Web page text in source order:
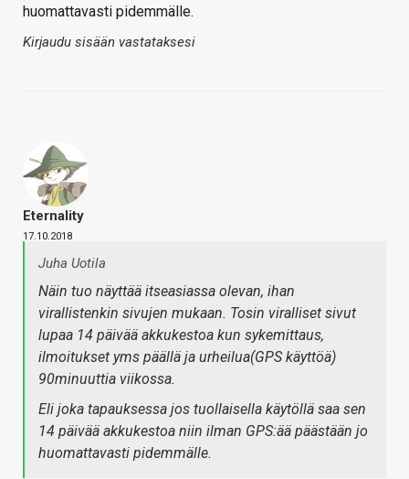
huomattavasti pidemmälle.
Kirjaudu sisään vastataksesi
Eternality
17.10.2018
Juha Uotila
Näin tuo näyttää itseasiassa olevan, ihan
virallistenkin sivujen mukaan. Tosin viralliset sivut
lupaa 14 päivää akkukestoa kun sykemittaus,
ilmoitukset yms päällä ja urheilua(GPS käyttöä)
90minuuttia viikossa.
Eli joka tapauksessa jos tuollaisella käytöllä saa sen
14 päivää akkukestoa niin ilman GPS:ää päästään jo
huomattavasti pidemmälle.